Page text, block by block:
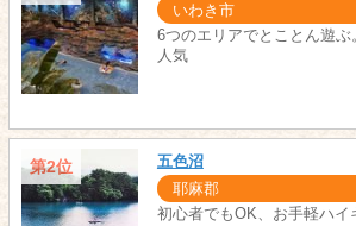
いわき市
6つのエリアでとことん遊
人気
第2位 五色沼
耶麻郡
初心者でもOK、お手軽ハイ